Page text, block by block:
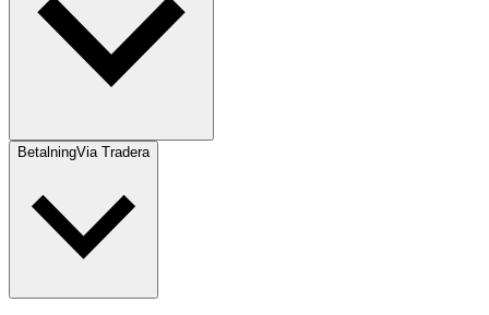
BetalningVia Tradera